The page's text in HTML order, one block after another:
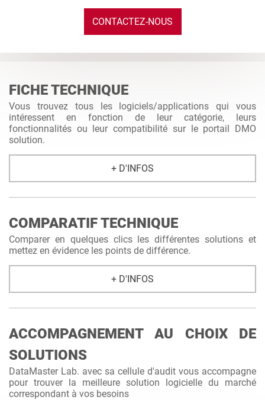
CONTACTEZ-NOUS
FICHE TECHNIQUE
Vous trouvez tous les logiciels/applications qui vous
intéressent en fonction de leur catégorie, leurs
fonctionnalités ou leur compatibilité sur le portail DMO
solution.
+ D'INFOS
COMPARATIF TECHNIQUE
Comparer en quelques clics les différentes solutions et
mettez en évidence les points de différence.
+ D'INFOS
ACCOMPAGNEMENT AU CHOIX DE
SOLUTIONS
DataMaster Lab. avec sa cellule d'audit vous accompagne
pour trouver la meilleure solution logicielle du marché
correspondant à vos besoins